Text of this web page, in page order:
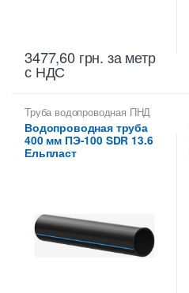
3477,60 грн. за метр
с НДС
Труба водопроводная ПНД
400 мм
Водопроводная труба
400 мм ПЭ-100 SDR 13.6
Ельпласт